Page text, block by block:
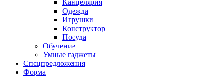
Канцелярия
Одежда
Игрушки
Конструктор
Посуда
Обучение
Умные гаджеты
Спецпредложения
Форма